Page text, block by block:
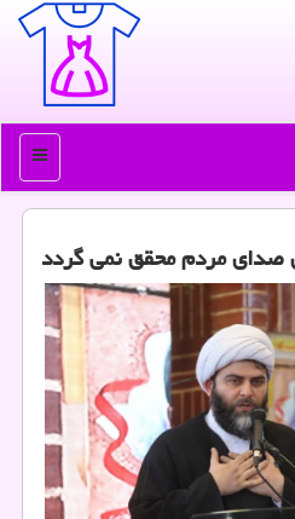
منو
صدای مردم محقق نمی گردد